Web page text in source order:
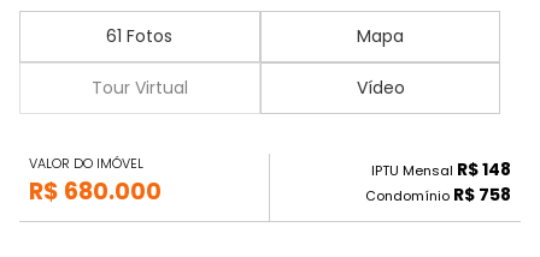
61 Fotos Mapa
Tour Virtual Vídeo
VALOR DO IMÓVEL
R$ 680.000
IPTU Mensal R$ 148
Condomínio R$ 758